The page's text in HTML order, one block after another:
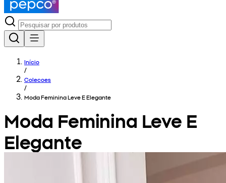
Início
/
Colecoes
/
Moda Feminina Leve E Elegante
Moda Feminina Leve E
Elegante